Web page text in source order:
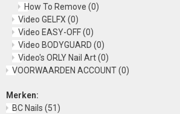
How To Remove (0)
Video GELFX(0)
Video EASY-OFF(0)
Video BODYGUARD (0)
Video's ORLY Nail Art(0)
VOORWAARDEN ACCOUNT(0)
Merken:
BC Nails (51)